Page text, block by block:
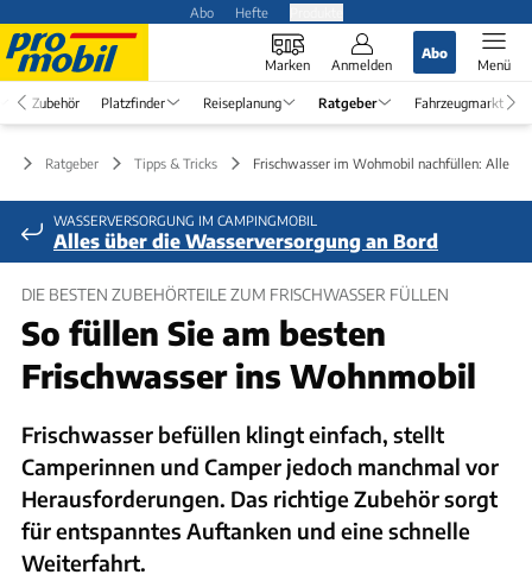
Abo Hefte
Marken Anmelden
Abo
Menü
Zubehör Platzfinder Reiseplanung Ratgeber Fahrzeugmarkt
Ratgeber Tipps & Tricks Frischwasser im Wohmobil nachfüllen: Alle
WASSERVERSORGUNG IM CAMPINGMOBIL
Alles über die Wasserversorgung an Bord
DIE BESTEN ZUBEHÖRTEILE ZUM FRISCHWASSER FÜLLEN
So füllen Sie am besten
Frischwasser ins Wohnmobil
Frischwasser befüllen klingt einfach, stellt
Camperinnen und Camper jedoch manchmal vor
Herausforderungen. Das richtige Zubehör sorgt
für entspanntes Auftanken und eine schnelle
Weiterfahrt.